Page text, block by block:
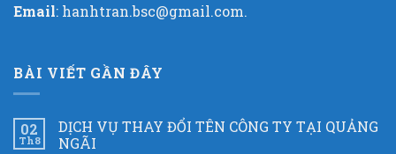
Email: hanhtran.bsc@gmail.com.
BÀI VIẾT GẦN ĐÂY
02
Th8
DỊCH VỤ THAY ĐỔI TÊN CÔNG TY TẠI QUẢNG
NGÃI